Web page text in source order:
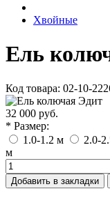
Хвойные
Ель
Код товара: 02-10-
32 000 руб.
* Размер:
1.0-1.2 м
2.0-
м
Добавить в закладки